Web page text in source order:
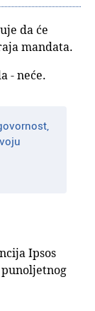
da će
mandata.
- neće.
Ipsos